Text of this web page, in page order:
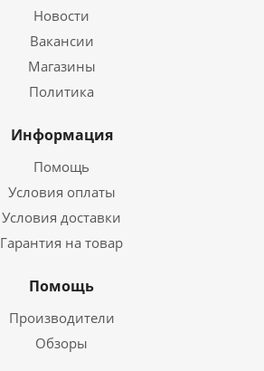
Новости
Вакансии
Магазины
Политика
Информация
Помощь
Условия оплаты
Условия доставки
Гарантия на товар
Помощь
Производители
Обзоры